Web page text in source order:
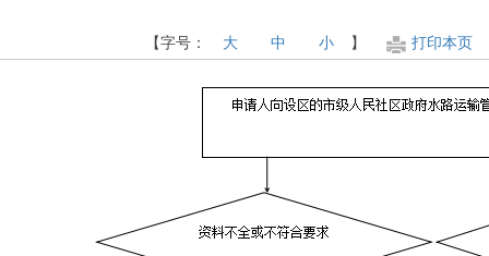
【字号： 大 中 小 】 打印本页